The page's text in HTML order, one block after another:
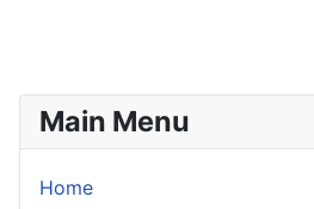
Main Menu
Home